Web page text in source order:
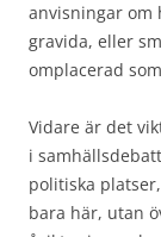
anvisningar om
gravida, eller
omplacerad
Vidare är det
i
politiska
bara här, utan